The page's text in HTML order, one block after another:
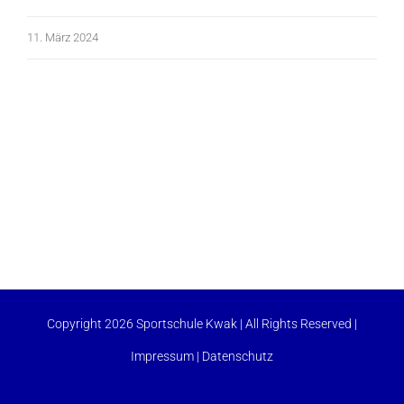
11. März 2024
Copyright 2026 Sportschule Kwak | All Rights Reserved |
Impressum | Datenschutz